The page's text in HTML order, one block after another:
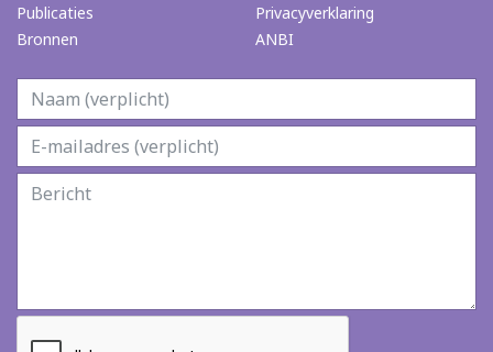
Publicaties
Bronnen
Privacyverklaring
ANBI